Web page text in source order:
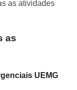
as atividades
as
UEMG